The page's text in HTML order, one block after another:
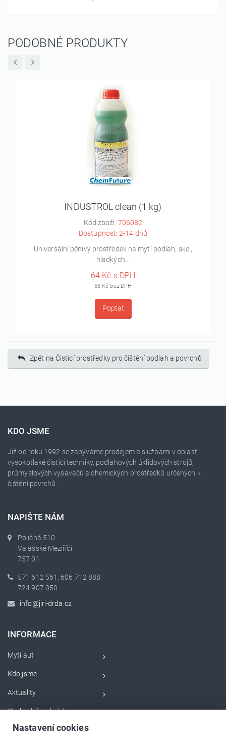
PODOBNÉ PRODUKTY
INDUSTROL clean (1 kg)
Kód zboží: 706082
Dostupnost: 2-14 dnů
Universální pěnivý prostředek na mytí podlah, skel,
hladkých...
64 Kč s DPH
53 Kč bez DPH
Poptat
Zpět na Čistící prostředky pro čištění podlah a povrchů
KDO JSME
Již od roku 1992 se zabýváme prodejem a službami v oblasti
vysokotlaké čistící techniky, podlahových úklidových strojů,
průmyslových vysavačů a chemických prostředků určených k
čištění povrchů.
NAPIŠTE NÁM
Poličná 510
Valašské Meziříčí
757 01
571 612 561, 606 712 888
724 907 050
info@jiri-drda.cz
INFORMACE
Mytí aut
Kdo jsme
Aktuality
Obchodní podmínky
Servisní videa
Nastavení cookies